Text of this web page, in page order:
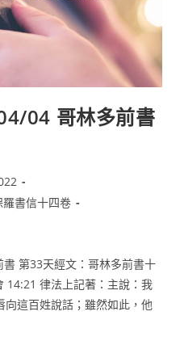
04 哥林多前書
羅書信十四卷
第33天經文：哥林多前書十
14:21 律法上記著：主說：我
這百姓說話；雖然如此，他